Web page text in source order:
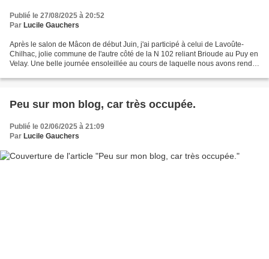
Publié le 27/08/2025 à 20:52
Par Lucile Gauchers
Après le salon de Mâcon de début Juin, j'ai participé à celui de Lavoûte-
Chilhac, jolie commune de l'autre côté de la N 102 reliant Brioude au Puy en
Velay. Une belle journée ensoleillée au cours de laquelle nous avons rendu
Peu sur mon blog, car très occupée.
Publié le 02/06/2025 à 21:09
Par Lucile Gauchers